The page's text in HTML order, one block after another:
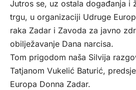
Jutros se, uz ostala događanja i
trgu, u organizaciji Udruge
raka Zadar i Zavoda za javno
obilježavanje Dana narcisa.
Tom prigodom naša Silvija
Tatjanom Vukelić Baturić,
Europa Donna Zadar.